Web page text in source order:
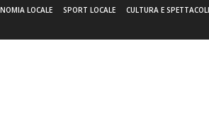
LOCALE SPORT LOCALE CULTURA E SPETTACOLI